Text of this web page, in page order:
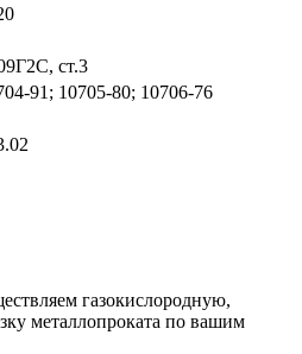
ст.3
91; 10705-80; 10706-76
газокислородную,
металлопроката по вашим